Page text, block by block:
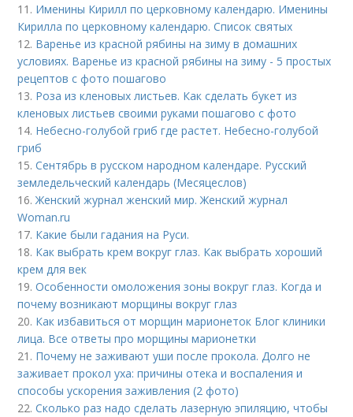
11. Именины Кирилл по церковному календарю. Именины
Кирилла по церковному календарю. Список святых
12. Варенье из красной рябины на зиму в домашних
условиях. Варенье из красной рябины на зиму - 5 простых
рецептов с фото пошагово
13. Роза из кленовых листьев. Как сделать букет из
кленовых листьев своими руками пошагово с фото
14. Небесно-голубой гриб где растет. Небесно-голубой
гриб
15.Сентябрь в русском народном календаре. Русский
земледельческий календарь (Месяцеслов)
16.Женский журнал женский мир. Женский журнал
Woman.ru
17. Какие были гадания на Руси.
18. Как выбрать крем вокруг глаз. Как выбрать хороший
крем для век
19.Особенности омоложения зоны вокруг глаз. Когда и
почему возникают морщины вокруг глаз
20. Как избавиться от морщин марионеток Блог клиники
лица. Все ответы про морщины марионетки
21. Почему не заживают уши после прокола. Долго не
заживает прокол уха: причины отека и воспаления и
способы ускорения заживления (2 фото)
22.Сколько раз надо сделать лазерную эпиляцию, чтобы